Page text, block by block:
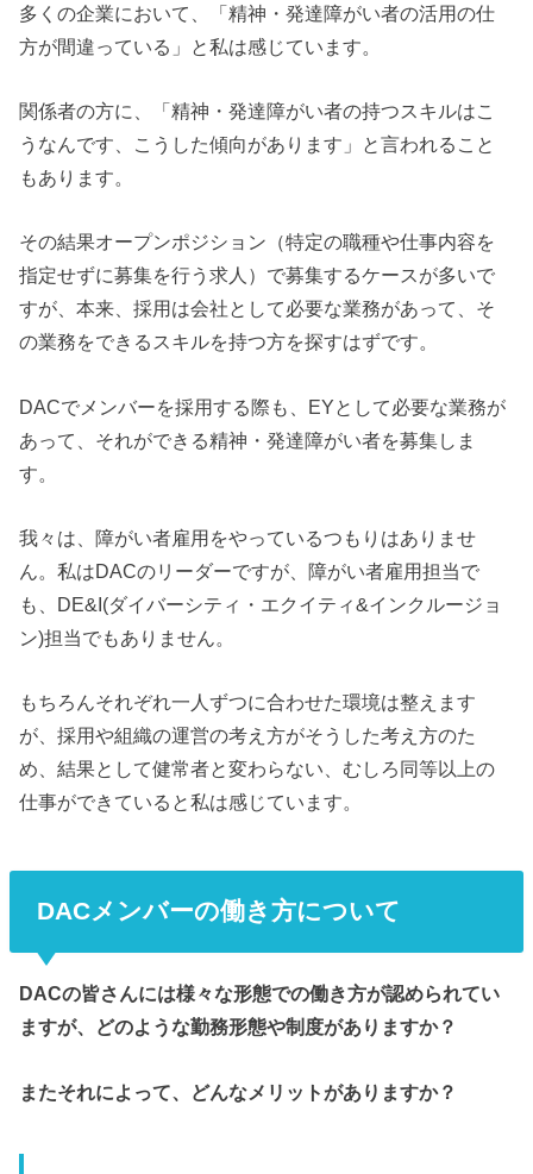
多くの企業において、「精神・発達障がい者の活用の仕
方が間違っている」と私は感じています。
関係者の方に、「精神・発達障がい者の持つスキルはこ
うなんです、こうした傾向があります」と言われること
もあります。
その結果オープンポジション（特定の職種や仕事内容を
指定せずに募集を行う求人） で募集するケースが多いで
すが、本来、採用は会社として必要な業務があって、そ
の業務をできるスキルを持つ方を探すはずです。
DACでメンバーを採用する際も、EYとして必要な業務が
あって、それができる精神・発達障がい者を募集しま
す。
我々は、障がい者雇用をやっているつもりはありませ
ん。私はDACのリーダーですが、障がい者雇用担当で
も、 DE&I(ダイバーシティ・エクイティ&インクルージョ
ン)担当でもありません。
もちろんそれぞれ一人ずつに合わせた環境は整えます
が、採用や組織の運営の考え方がそうした考え方のた
め、結果として健常者と変わらない、むしろ同等以上の
仕事ができていると私は感じています。
DACメンバーの働き方について
DACの皆さんには様々な形態での働き方が認められてい
ますが、どのような勤務形態や制度がありますか？
またそれによって、どんなメリットがありますか？